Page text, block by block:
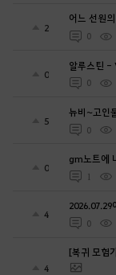
2
어느 선원
0
0
알루스틴 -
0
5
뉴비~고인
0
0
gm노트에
1
4
0
4
[복귀 모험